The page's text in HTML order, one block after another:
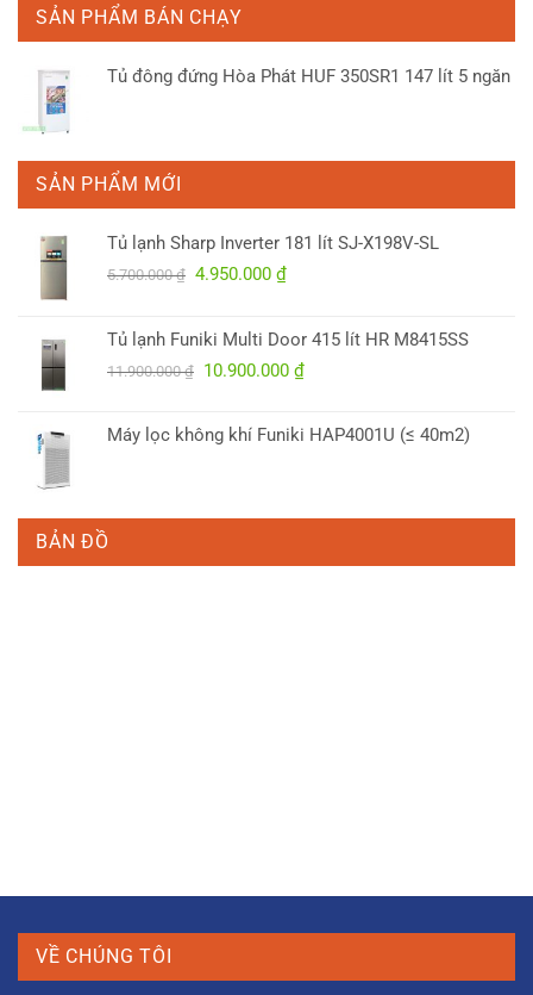
là:
7.100.000 ₫.
là:
SẢN PHẨM BÁN CHẠY
Tủ đông đứng Hòa Phát HUF 350SR1 147 lít 5 ngăn
SẢN PHẨM MỚI
Tủ lạnh Sharp Inverter 181 lít SJ-X198V-SL
5.700.000₫ Giá
5.700.000 ₫.
4.950.000 ₫Giá
là:
4.950.000 ₫.
Tủ lạnh Funiki Multi Door 415 lít HR M8415SS
11.900.000₫ Giá
11.900.000 ₫.
10.900.000 ₫Giá
là:
Máy lọc không khí Funiki HAP4001U (≤ 40m2)
BẢN ĐỒ
VỀ CHÚNG TÔI